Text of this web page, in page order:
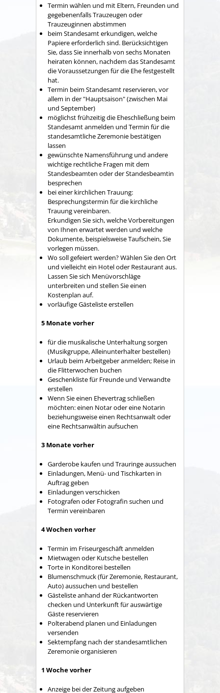
Termin wählen und mit Eltern, Freunden und
gegebenenfalls Trauzeugen oder
Trauzeuginnen abstimmen
beim Standesamt erkundigen, welche
Papiere erforderlich sind. Berücksichtigen
Sie, dass Sie innerhalb von sechs Monaten
heiraten können, nachdem das Standesamt
die Voraussetzungen für die Ehe festgestellt
hat.
Termin beim Standesamt reservieren, vor
allem in der "Hauptsaison" (zwischen Mai
und September)
möglichst frühzeitig die Eheschließung beim
Standesamt anmelden und Termin für die
standesamtliche Zeremonie bestätigen
lassen
gewünschte Namensführung und andere
wichtige rechtliche Fragen mit dem
Standesbeamten oder der Standesbeamtin
besprechen
bei einer kirchlichen Trauung:
Besprechungstermin für die kirchliche
Trauung vereinbaren.
Erkundigen Sie sich, welche Vorbereitungen
von Ihnen erwartet werden und welche
Dokumente, beispielsweise Taufschein, Sie
vorlegen müssen.
Wo soll gefeiert werden? Wählen Sie den Ort
und vielleicht ein Hotel oder Restaurant aus.
Lassen Sie sich Menüvorschläge
unterbreiten und stellen Sie einen
Kostenplan auf.
vorläufige Gästeliste erstellen
5 Monate vorher
für die musikalische Unterhaltung sorgen
(Musikgruppe, Alleinunterhalter bestellen)
Urlaub beim Arbeitgeber anmelden; Reise in
die Flitterwochen buchen
Geschenkliste für Freunde und Verwandte
erstellen
Wenn Sie einen Ehevertrag schließen
möchten: einen Notar oder eine Notarin
beziehungsweise einen Rechtsanwalt oder
eine Rechtsanwältin aufsuchen
3 Monate vorher
Garderobe kaufen und Trauringe aussuchen
Einladungen, Menü- und Tischkarten in
Auftrag geben
Einladungen verschicken
Fotografen oder Fotografin suchen und
Termin vereinbaren
4 Wochen vorher
Termin im Friseurgeschäft anmelden
Mietwagen oder Kutsche bestellen
Torte in Konditorei bestellen
Blumenschmuck (für Zeremonie, Restaurant,
Auto) aussuchen und bestellen
Gästeliste anhand der Rückantworten
checken und Unterkunft für auswärtige
Gäste reservieren
Polterabend planen und Einladungen
versenden
Sektempfang nach der standesamtlichen
Zeremonie organisieren
1 Woche vorher
Anzeige bei der Zeitung aufgeben